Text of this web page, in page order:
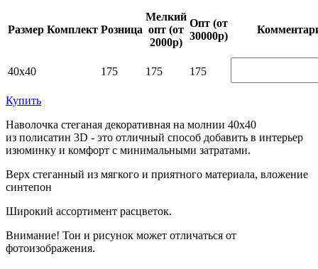
Размер Комплект Розница
Мелкий
опт (от
2000р)
Опт (от
30000р)
40х40 175 175 175
Купить
Наволочка стеганая декоративная на молнии 40х40
из полисатин 3D - это отличный способ добавить в интерьер
изюминку и комфорт с минимальными затратами.
Верх стеганный из мягкого и приятного материала, вложение
синтепон
Широкий ассортимент расцветок.
Внимание! Тон и рисунок может отличаться от
фотоизображения.